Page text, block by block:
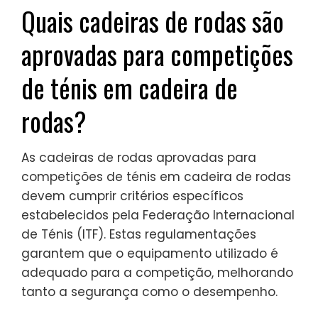
Quais cadeiras de rodas são
aprovadas para competições
de ténis em cadeira de
rodas?
As cadeiras de rodas aprovadas para
competições de ténis em cadeira de rodas
devem cumprir critérios específicos
estabelecidos pela Federação Internacional
de Ténis (ITF). Estas regulamentações
garantem que o equipamento utilizado é
adequado para a competição, melhorando
tanto a segurança como o desempenho.